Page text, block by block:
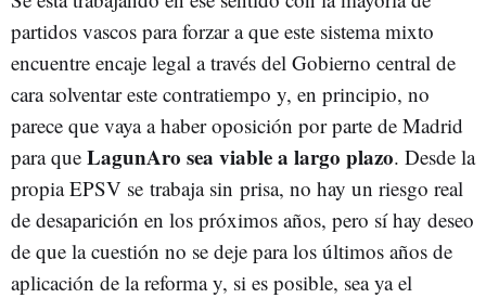
partidos vascos para forzar a que este sistema mixto
encuentre encaje legal a través del Gobierno central de
cara solventar este contratiempo y, en principio, no
parece que vaya a haber oposición por parte de Madrid
para que LagunAro sea viable a largo plazo. Desde la
propia EPSV se trabaja sin prisa, no hay un riesgo real
de desaparición en los próximos años, pero sí hay deseo
de que la cuestión no se deje para los últimos años de
aplicación de la reforma y, si es posible, sea ya el